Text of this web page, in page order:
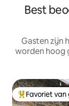
Best
Gasten zijn
worden hoog
Topfavoriet
Favoriet